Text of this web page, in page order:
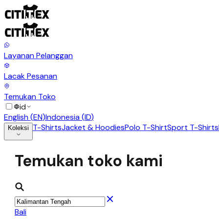
Layanan Pelanggan
Lacak Pesanan
Temukan Toko
id
English(EN)Indonesia(ID)
Koleksi T-ShirtsJacket & HoodiesPolo T-ShirtSport T-Shirts
Temukan toko kami
Bali